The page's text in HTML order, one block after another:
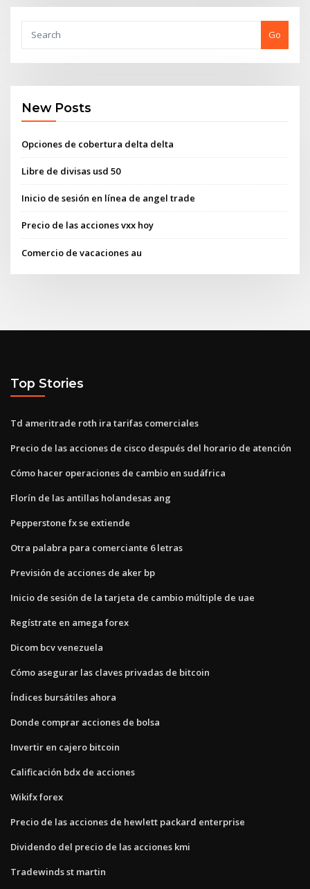
Go
New Posts
Opciones de cobertura delta delta
Libre de divisas usd 50
Inicio de sesión en línea de angel trade
Precio de las acciones vxx hoy
Comercio de vacaciones au
Top Stories
Td ameritrade roth ira tarifas comerciales
Precio de las acciones de cisco después del horario de atención
Cómo hacer operaciones de cambio en sudáfrica
Florín de las antillas holandesas ang
Pepperstone fx se extiende
Otra palabra para comerciante 6 letras
Previsión de acciones de aker bp
Inicio de sesión de la tarjeta de cambio múltiple de uae
Regístrate en amega forex
Dicom bcv venezuela
Cómo asegurar las claves privadas de bitcoin
Índices bursátiles ahora
Donde comprar acciones de bolsa
Invertir en cajero bitcoin
Calificación bdx de acciones
Wikifx forex
Precio de las acciones de hewlett packard enterprise
Dividendo del precio de las acciones kmi
Tradewinds st martin